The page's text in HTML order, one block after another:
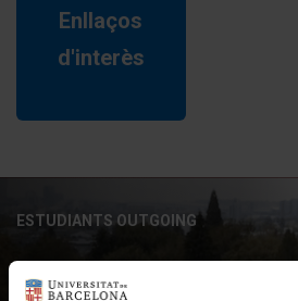
Enllaços
d'interès
ESTUDIANTS OUTGOING
Convocatòria